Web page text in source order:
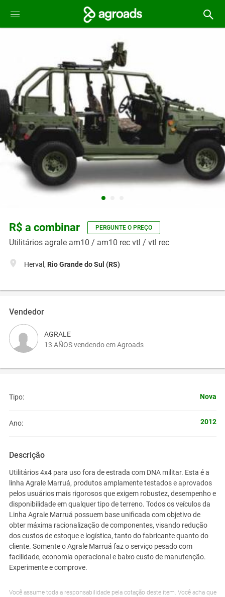
R$ a combinar PERGUNTE O PREÇO
Utilitários agrale am10 / am10 rec vtl / vtl rec
Herval, Rio Grande do Sul (RS)
Vendedor
AGRALE
13 AÑOS vendendo em Agroads
Tipo: Nova
Ano: 2012
Descrição
Utilitários 4x4 para uso fora de estrada com DNA militar. Esta é a
linha Agrale Marruá, produtos amplamente testados e aprovados
pelos usuários mais rigorosos que exigem robustez, desempenho e
disponibilidade em qualquer tipo de terreno. Todos os veículos da
Linha Agrale Marruá possuem base unificada com objetivo de
obter máxima racionalização de componentes, visando redução
dos custos de estoque e logística, tanto do fabricante quanto do
cliente. Somente o Agrale Marruá faz o serviço pesado com
facilidade, economia operacional e baixo custo de manutenção.
Experimente e comprove.
Você assume toda a responsabilidade pela cotação deste item. Você acha que